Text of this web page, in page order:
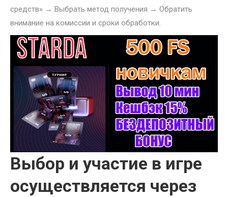
средств» → Выбрать метод получения → Обратить
внимание на комиссии и сроки обработки.
Выбор и участие в игре
осуществляется через